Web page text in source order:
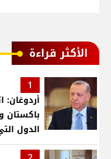
الأكثر قراءة
1
أردوغان:
باكستان
الدول
بمنطقتنا